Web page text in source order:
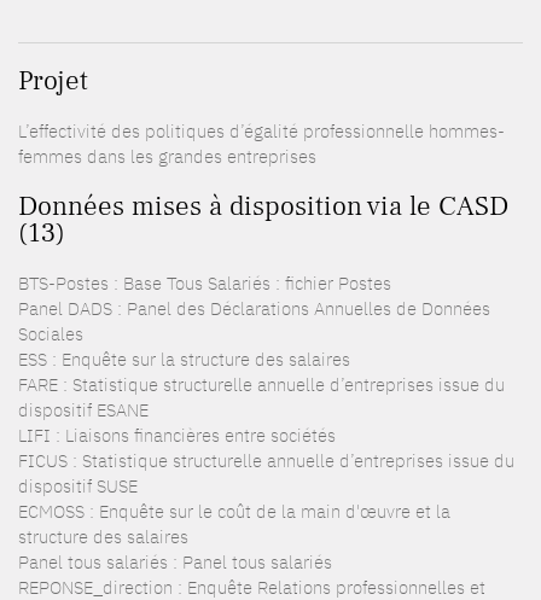
Projet
L’effectivité des politiques d’égalité professionnelle hommes-
femmes dans les grandes entreprises
Données mises à disposition via le CASD
(13)
BTS-Postes : Base Tous Salariés : fichier Postes
Panel DADS : Panel des Déclarations Annuelles de Données
Sociales
ESS : Enquête sur la structure des salaires
FARE : Statistique structurelle annuelle d’entreprises issue du
dispositif ESANE
LIFI : Liaisons financières entre sociétés
FICUS : Statistique structurelle annuelle d’entreprises issue du
dispositif SUSE
ECMOSS : Enquête sur le coût de la main d'œuvre et la
structure des salaires
Panel tous salariés : Panel tous salariés
REPONSE_direction : Enquête Relations professionnelles et